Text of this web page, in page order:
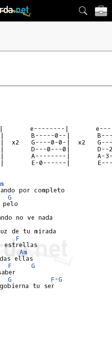
e--------|
B-----0--|
x2   G----0-0-|  x2
D---0---0|       D--
A--------|       A-
|       E-0------|
G
F
Am
F
G
G F-G